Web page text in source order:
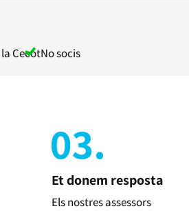
CecotNo socis
Et donem resposta
Els nostres assessors